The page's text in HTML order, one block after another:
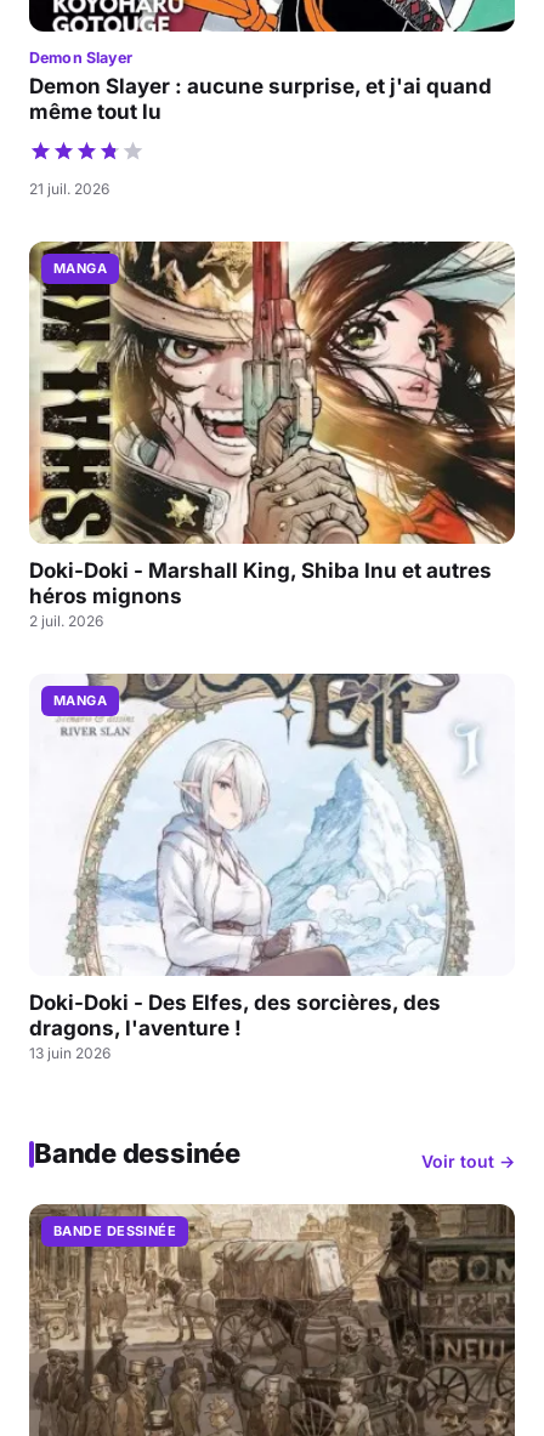
Demon Slayer
Demon Slayer : aucune surprise, et j'ai quand
même tout lu
21 juil. 2026
MANGA
Doki-Doki - Marshall King, Shiba Inu et autres
héros mignons
2 juil. 2026
MANGA
Doki-Doki - Des Elfes, des sorcières, des
dragons, l'aventure !
13 juin 2026
Bande dessinée Voir tout →
BANDE DESSINÉE